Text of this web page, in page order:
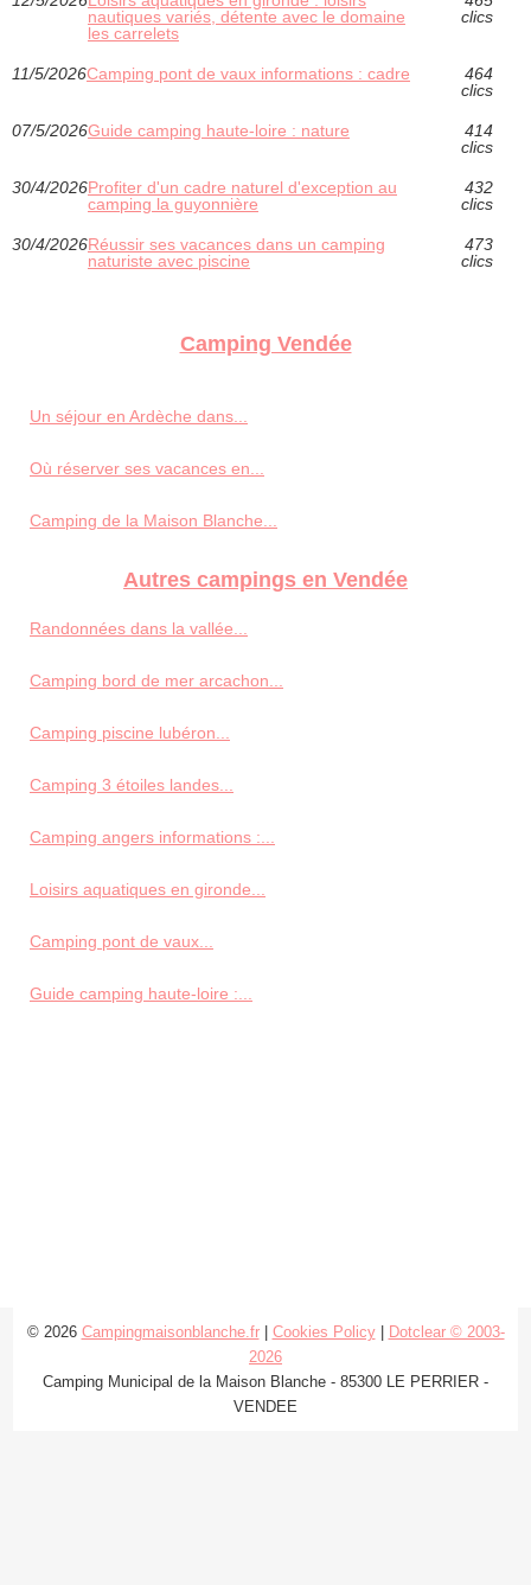
nautiques variés, détente avec le domaine
les carrelets
clics
11/5/2026Camping pont de vaux informations : cadre
464
clics
07/5/2026Guide camping haute-loire : nature
414
clics
30/4/2026Profiter d'un cadre naturel d'exception au
camping la guyonnière
432
clics
30/4/2026Réussir ses vacances dans un camping
naturiste avec piscine
473
clics
Camping Vendée
Un séjour en Ardèche dans...
Où réserver ses vacances en...
Camping de la Maison Blanche...
Autres campings en Vendée
Randonnées dans la vallée...
Camping bord de mer arcachon...
Camping piscine lubéron...
Camping 3 étoiles landes...
Camping angers informations :...
Loisirs aquatiques en gironde...
Camping pont de vaux...
Guide camping haute-loire :...
© 2026 Campingmaisonblanche.fr| Cookies Policy|
Dotclear © 2003-
2026
Camping Municipal de la Maison Blanche - 85300 LE PERRIER -
VENDEE